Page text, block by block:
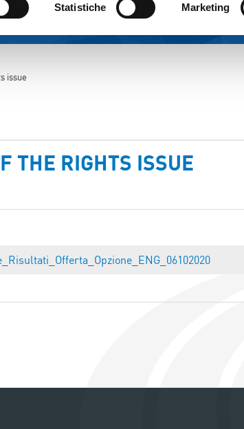
Statistiche Marketing
issue
THE RIGHTS ISSUE